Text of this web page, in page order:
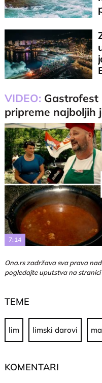
VIDEO: Gastrofest
pripreme najboljih
7:14
Ona.rs zadržava sva prava
pogledajte uputstva na stranici
TEME
lim limski darovi
KOMENTARI